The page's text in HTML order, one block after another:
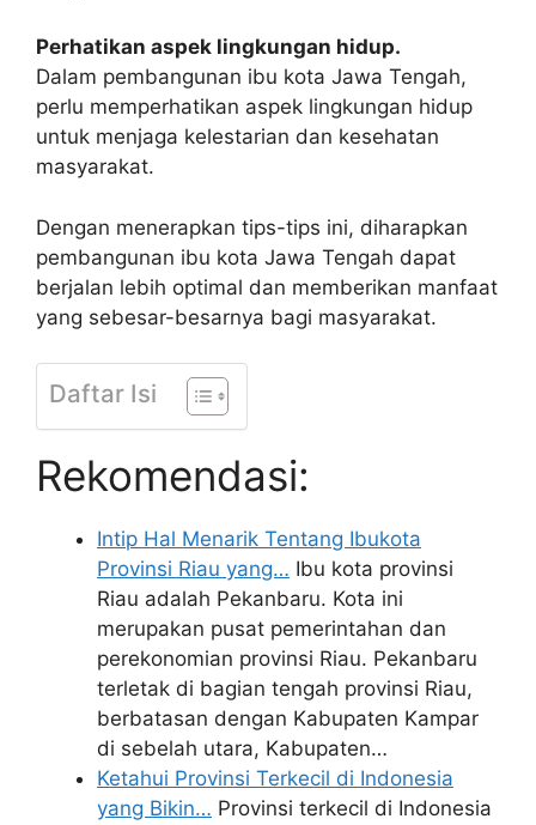
Perhatikan aspek lingkungan hidup.
Dalam pembangunan ibu kota Jawa Tengah,
perlu memperhatikan aspek lingkungan hidup
untuk menjaga kelestarian dan kesehatan
masyarakat.
Dengan menerapkan tips-tips ini, diharapkan
pembangunan ibu kota Jawa Tengah dapat
berjalan lebih optimal dan memberikan manfaat
yang sebesar-besarnya bagi masyarakat.
Daftar Isi
Rekomendasi:
Intip Hal Menarik Tentang Ibukota
Provinsi Riau yang… Ibu kota provinsi
Riau adalah Pekanbaru. Kota ini
merupakan pusat pemerintahan dan
perekonomian provinsi Riau. Pekanbaru
terletak di bagian tengah provinsi Riau,
berbatasan dengan Kabupaten Kampar
di sebelah utara, Kabupaten…
Ketahui Provinsi Terkecil di Indonesia
yang Bikin… Provinsi terkecil di Indonesia